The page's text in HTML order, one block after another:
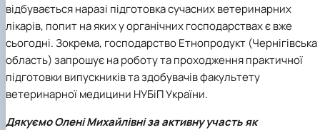
відбувається наразі підготовка сучасних ветеринарних
лікарів, попит на яких у органічних господарствах є вже
сьогодні. Зокрема, господарство Етнопродукт (Чернігівська
область) запрошує на роботу та проходження практичної
підготовки випускників та здобувачів факультету
ветеринарної медицини НУБіП України.
Дякуємо Олені Михайлівні за активну участь як